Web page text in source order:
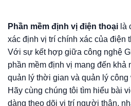
Phần mềm định vị điện thoại là
xác định vị trí chính xác của điện
Với sự kết hợp giữa công nghệ
phần mềm định vị mang đến khả
quản lý thời gian và quản lý công
Hãy cùng chúng tôi tìm hiểu bài
dàng theo dõi vị trí người thân,